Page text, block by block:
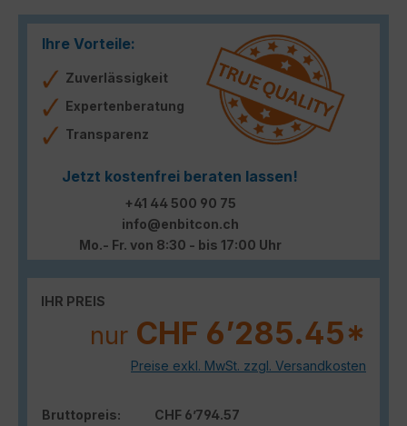
Ihre Vorteile:
Zuverlässigkeit
Expertenberatung
Transparenz
Jetzt kostenfrei beraten lassen!
+41 44 500 90 75
info@enbitcon.ch
Mo.- Fr. von 8:30 - bis 17:00 Uhr
IHR PREIS
nur CHF 6’285.45*
Preise exkl. MwSt. zzgl. Versandkosten
Bruttopreis:
CHF 6’794.57